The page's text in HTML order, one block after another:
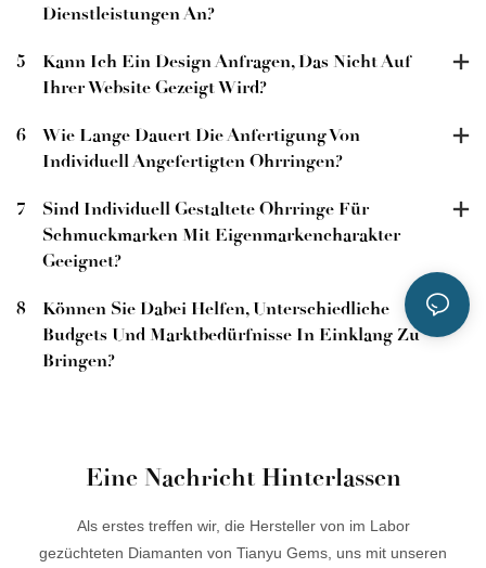
Dienstleistungen An?
5
Kann Ich Ein Design Anfragen, Das Nicht Auf
Ihrer Website Gezeigt Wird?
6
Wie Lange Dauert Die Anfertigung Von
Individuell Angefertigten Ohrringen?
7
Sind Individuell Gestaltete Ohrringe Für
Schmuckmarken Mit Eigenmarkencharakter
Geeignet?
8
Können Sie Dabei Helfen, Unterschiedliche
Budgets Und Marktbedürfnisse In Einklang Zu
Bringen?
Eine Nachricht Hinterlassen
Als erstes treffen wir, die Hersteller von im Labor
gezüchteten Diamanten von Tianyu Gems, uns mit unseren